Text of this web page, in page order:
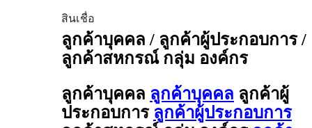
สินเชื่อ
ลูกค้าบุคคล / ลูกค้าผู้ประกอบการ /
ลูกค้าสหกรณ์ กลุ่ม องค์กร
ลูกค้าบุคคล ลูกค้าบุคคล ลูกค้าผู้
ประกอบการ ลูกค้าผู้ประกอบการ